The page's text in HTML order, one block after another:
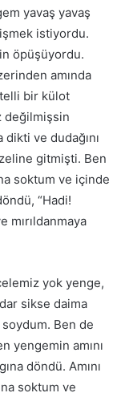
yavaş yavaş
istiyordu.
öpüşüyordu.
amında
bir külot
değilmişsin
ve dudağını
gitmişti. Ben
soktum ve içinde
“Hadi!
mırıldanmaya
yok yenge,
sikse daima
Ben de
yengemin amını
döndü. Amını
soktum ve